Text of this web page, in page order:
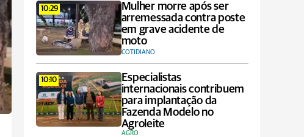
10:29
Mulher morre após ser
arremessada contra poste
em grave acidente de
moto
COTIDIANO
10:10
Especialistas
internacionais contribuem
para implantação da
Fazenda Modelo no
Agroleite
AGRO